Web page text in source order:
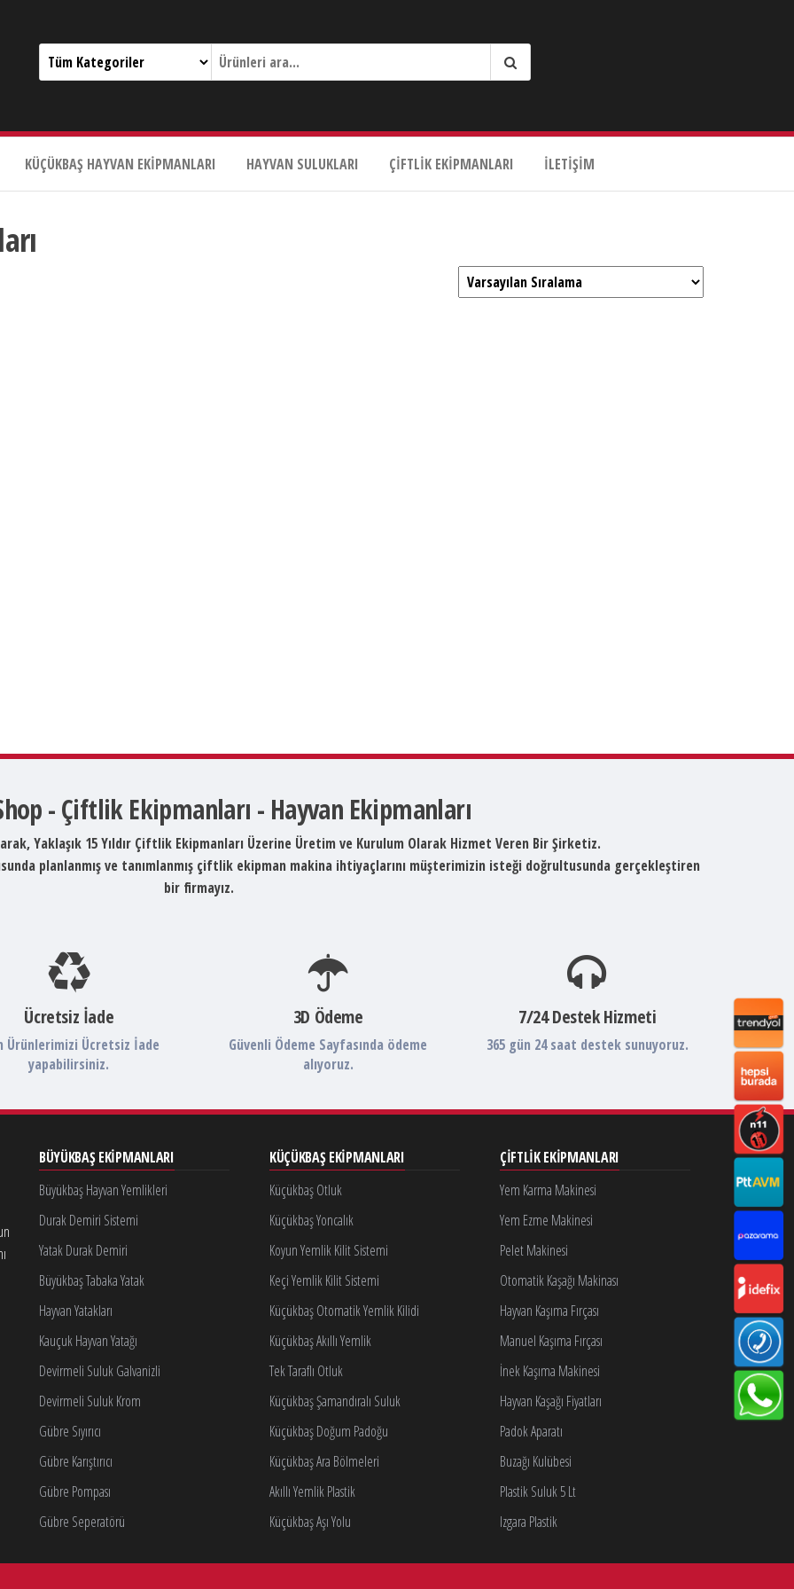
KÜÇÜKBAŞ HAYVAN EKIPMANLARI HAYVAN SULUKLARI ÇIFTLIK EKIPMANLARI İLETIŞIM
- Çiftlik Ekipmanları - Hayvan Ekipmanları
Yaklaşık 15 Yıldır Çiftlik Ekipmanları Üzerine Üretim ve Kurulum Olarak Hizmet Veren Bir Şirketiz.
planlanmış ve tanımlanmış çiftlik ekipman makina ihtiyaçlarını müşterimizin isteği doğrultusunda gerçekleştiren
bir firmayız.
Ücretsiz İade
Ürünlerimizi Ücretsiz İade
yapabilirsiniz.
3D Ödeme
Güvenli Ödeme Sayfasında ödeme
alıyoruz.
7/24 Destek Hizmeti
365 gün 24 saat destek sunuyoruz.
BÜYÜKBAŞ EKIPMANLARI
Büyükbaş Hayvan Yemlikleri
Durak Demiri Sistemi
Yatak Durak Demiri
Büyükbaş Tabaka Yatak
Hayvan Yatakları
Kauçuk Hayvan Yatağı
Devirmeli Suluk Galvanizli
Devirmeli Suluk Krom
Gübre Sıyırıcı
Gübre Karıştırıcı
Gübre Pompası
Gübre Seperatörü
KÜÇÜKBAŞ EKIPMANLARI
Küçükbaş Otluk
Küçükbaş Yoncalık
Koyun Yemlik Kilit Sistemi
Keçi Yemlik Kilit Sistemi
Küçükbaş Otomatik Yemlik Kilidi
Küçükbaş Akıllı Yemlik
Tek Taraflı Otluk
Küçükbaş Şamandıralı Suluk
Küçükbaş Doğum Padoğu
Küçükbaş Ara Bölmeleri
Akıllı Yemlik Plastik
Küçükbaş Aşı Yolu
ÇIFTLIK EKIPMANLARI
Yem Karma Makinesi
Yem Ezme Makinesi
Pelet Makinesi
Otomatik Kaşağı Makinası
Hayvan Kaşıma Fırçası
Manuel Kaşıma Fırçası
İnek Kaşıma Makinesi
Hayvan Kaşağı Fiyatları
Padok Aparatı
Buzağı Kulübesi
Plastik Suluk 5 Lt
Izgara Plastik